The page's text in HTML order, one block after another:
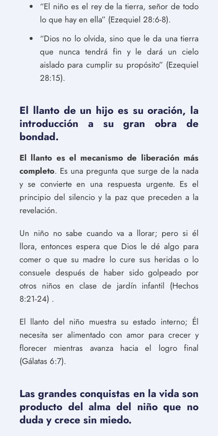
“El niño es el rey de la tierra, señor de todo
lo que hay en ella” (Ezequiel 28:6-8).
“Dios no lo olvida, sino que le da una tierra
que nunca tendrá fin y le dará un cielo
aislado para cumplir su propósito” (Ezequiel
28:15).
El llanto de un hijo es su oración, la
introducción a su gran obra de
bondad.
El llanto es el mecanismo de liberación más
completo. Es una pregunta que surge de la nada
y se convierte en una respuesta urgente. Es el
principio del silencio y la paz que preceden a la
revelación.
Un niño no sabe cuando va a llorar; pero si él
llora, entonces espera que Dios le dé algo para
comer o que su madre lo cure sus heridas o lo
consuele después de haber sido golpeado por
otros niños en clase de jardín infantil (Hechos
8:21-24) .
El llanto del niño muestra su estado interno; Él
necesita ser alimentado con amor para crecer y
florecer mientras avanza hacia el logro final
(Gálatas 6:7).
Las grandes conquistas en la vida son
producto del alma del niño que no
duda y crece sin miedo.